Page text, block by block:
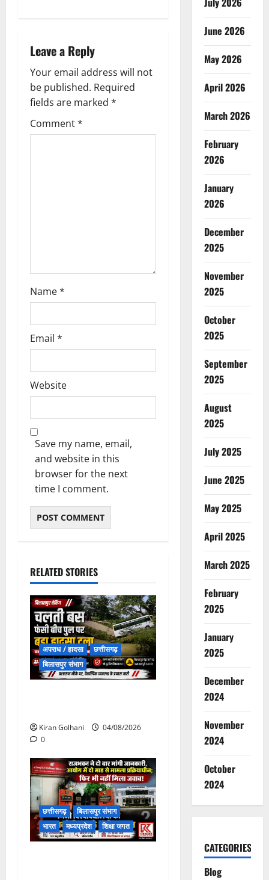
v
i
g
a
Leave a Reply
Your email address will not
be published. Required
fields are marked *
Comment*
Name*
Email *
Website
Save my name, email,
and website in this
browser for the next
time I comment.
RELATED STORIES
अपराध / हादसा
छत्तीसगढ़
बिलासपुर संभाग
Kiran Golhani
04/08/2026
0
छत्तीसगढ़
बिलासपुर संभाग
भारत
मध्यप्रदेश शिक्षा जगत
June 2026
May 2026
April 2026
March 2026
February
2026
January
2026
December
2025
November
2025
October
2025
September
2025
August
2025
July 2025
June 2025
May 2025
April 2025
March 2025
February
2025
January
2025
December
2024
November
2024
October
2024
CATEGORIES
Blog